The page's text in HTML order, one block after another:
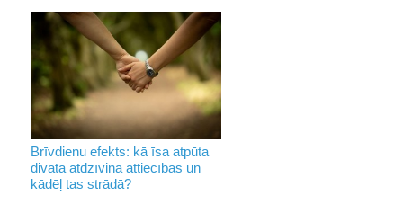
Brīvdienu efekts: kā īsa atpūta
divatā atdzīvina attiecības un
kādēļ tas strādā?